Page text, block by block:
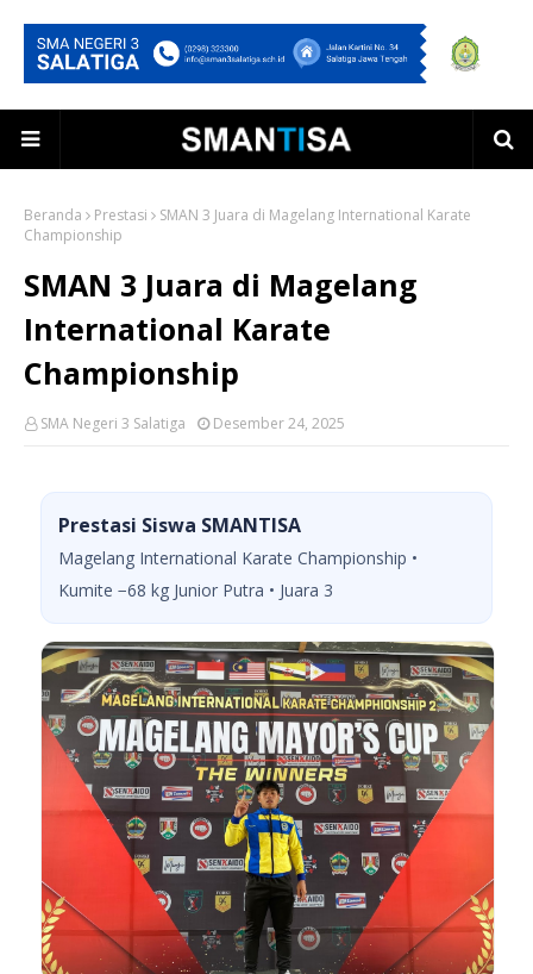
Beranda Prestasi
SMAN 3 Juara di Magelang International Karate
Championship
SMAN 3 Juara di Magelang
International Karate
Championship
SMA Negeri 3 Salatiga Desember 24, 2025
Prestasi Siswa SMANTISA
Magelang International Karate Championship •
Kumite −68 kg Junior Putra • Juara 3